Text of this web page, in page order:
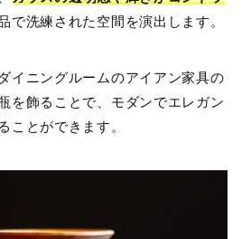
で洗練された空間を演出します。
イニングルームのアイアン家具の
を飾ることで、モダンでエレガン
ことができます。